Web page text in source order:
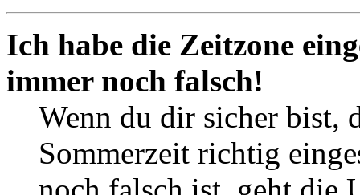
Ich habe die Zeitzone
immer noch falsch!
Wenn du dir sicher bist,
Sommerzeit richtig